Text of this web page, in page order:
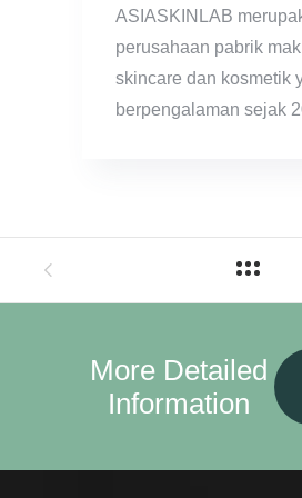
ASIASKINLAB
perusahaan pabrik
skincare dan kosmetik
berpengalaman sejak
More Detailed
Information